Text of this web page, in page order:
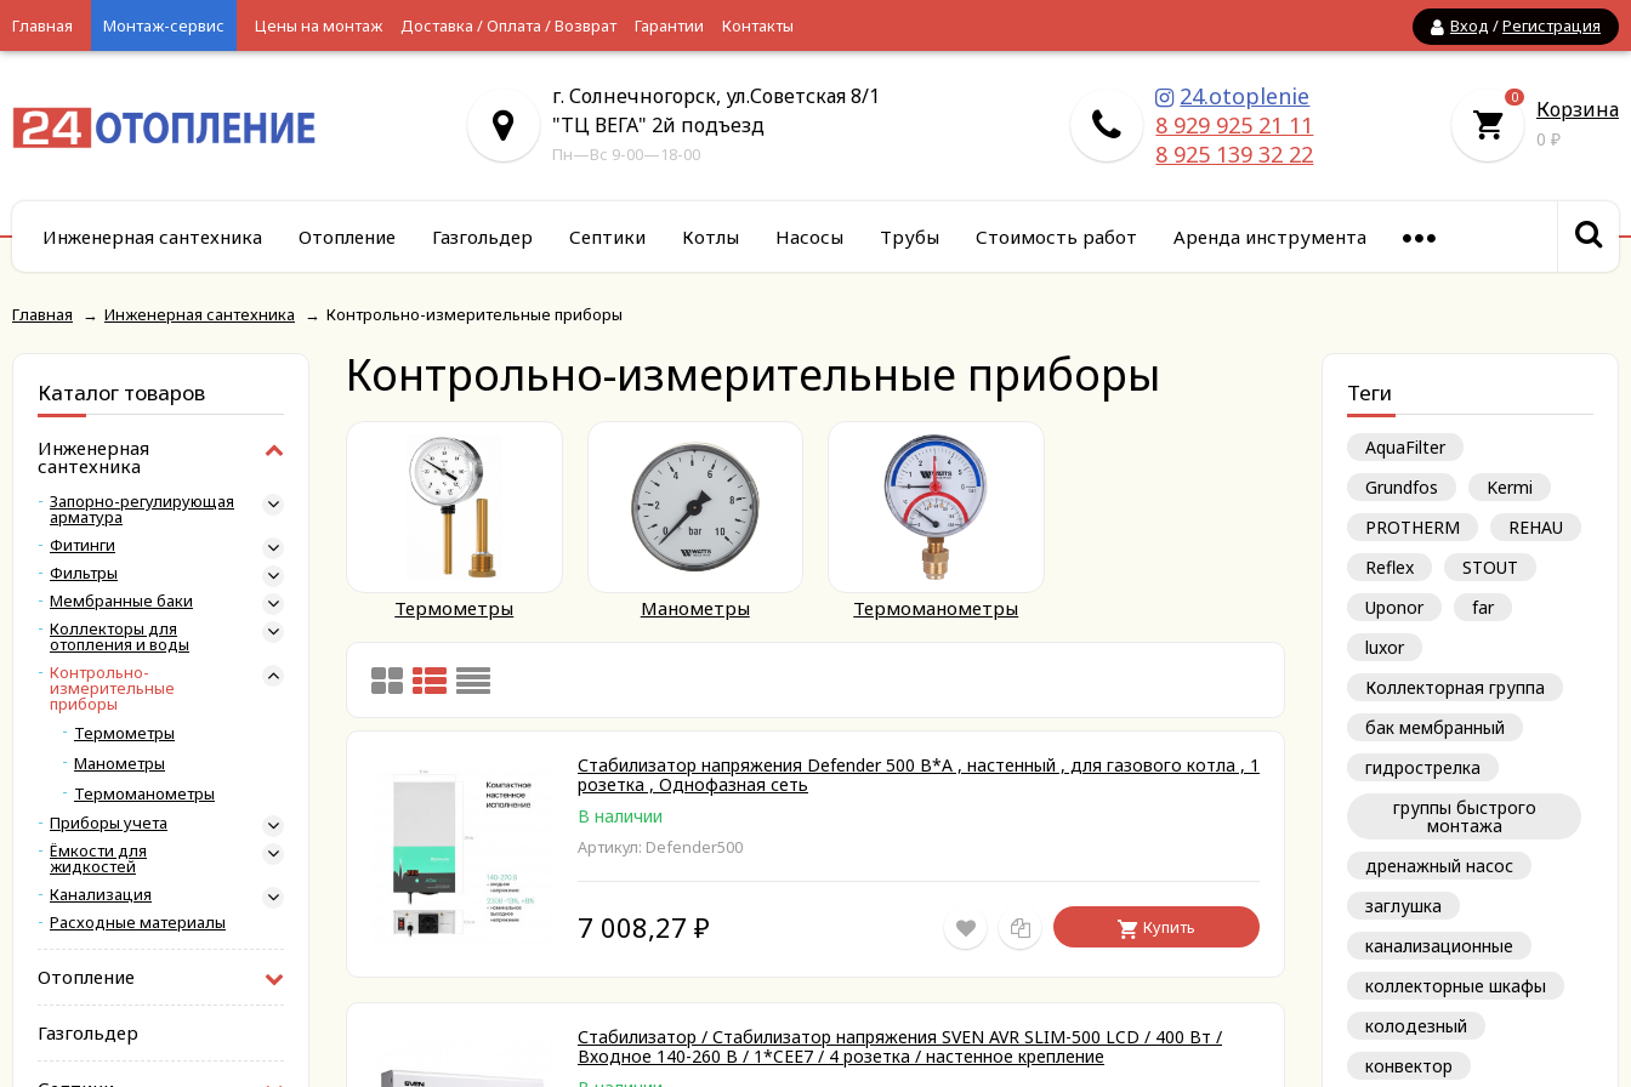
Вход /Регистрация
Главная Монтаж-сервис Цены на монтаж Доставка / Оплата / Возврат Гарантии Контакты
г. Солнечногорск, ул.Советская 8/1
"ТЦ ВЕГА" 2й подъезд
Пн—Вс 9-00—18-00
24.otoplenie
8 929 925 21 11
8 925 139 32 22
0 Корзина
0 ₽
Инженерная сантехника Отопление Газгольдер Септики Котлы Насосы Трубы Стоимость работ Аренда инструмента
Главная → Инженерная сантехника → Контрольно-измерительные приборы
Теги
AquaFilter
Grundfos
Kermi
PROTHERM
REHAU
Reflex
STOUT
Uponor
far
luxor
Коллекторная группа
бак мембранный
гидрострелка
группы быстрого
монтажа
дренажный насос
заглушка
канализационные
коллекторные шкафы
колодезный
конвектор
Каталог товаров
Инженерная
сантехника
Запорно-регулирующая
арматура
Фитинги
Фильтры
Мембранные баки
Коллекторы для
отопления и воды
Контрольно-
измерительные
приборы
Термометры
Манометры
Термоманометры
Приборы учета
Ёмкости для
жидкостей
Канализация
Расходные материалы
Отопление
Газгольдер
Контрольно-измерительные приборы
Термометры Манометры Термоманометры
Стабилизатор напряжения Defender 500 В*А , настенный , для газового котла , 1
розетка , Однофазная сеть
В наличии
Артикул: Defender500
7 008,27 ₽ Купить
Стабилизатор / Стабилизатор напряжения SVEN AVR SLIM-500 LCD / 400 Вт /
Входное 140-260 В / 1*CEE7 / 4 розетка / настенное крепление